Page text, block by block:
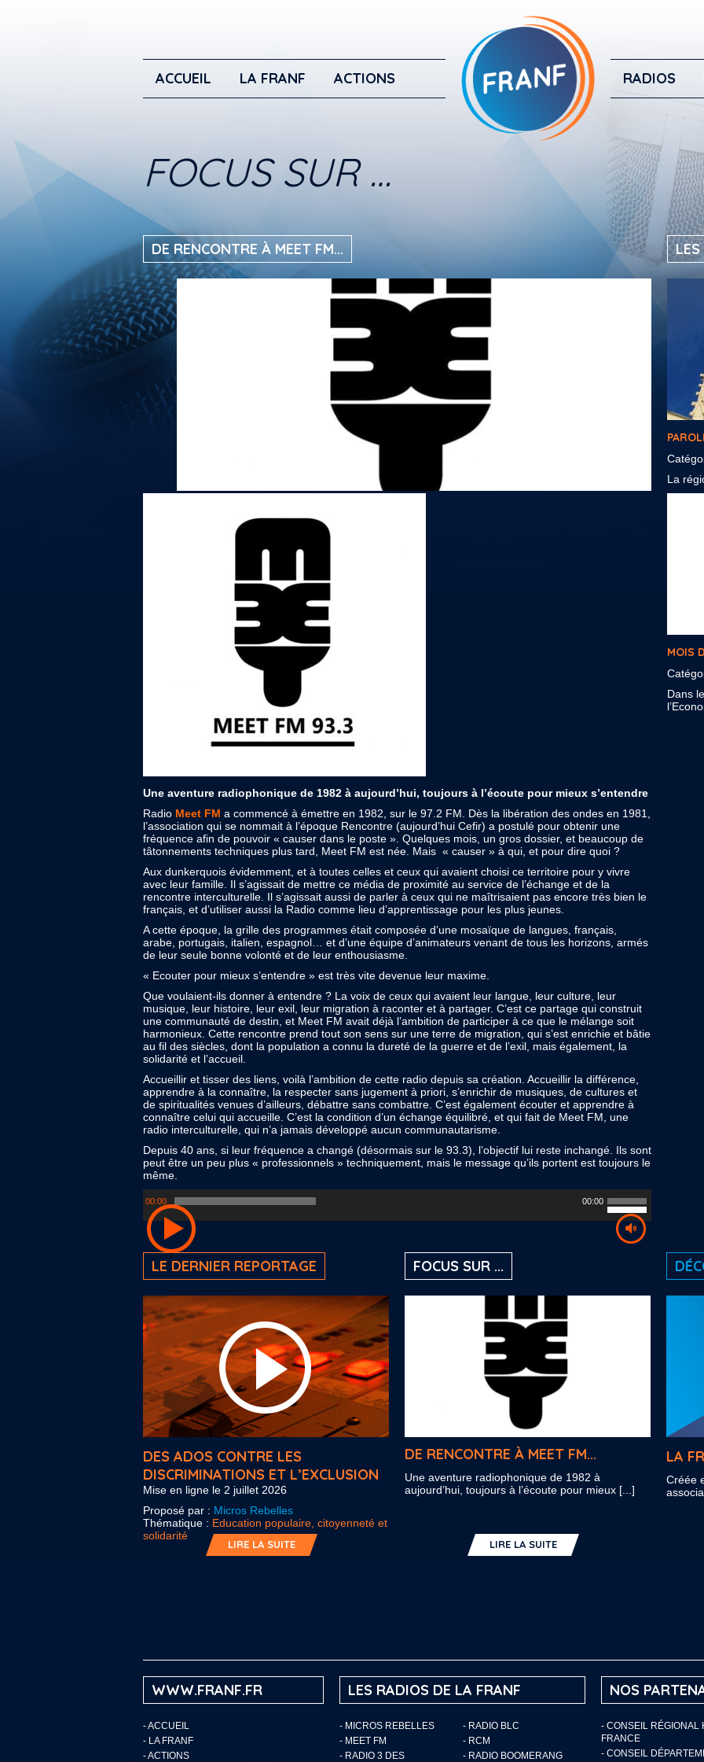
ACCUEIL LA FRANF ACTIONS RADIOS
FOCUS SUR …
DE RENCONTRE À MEET FM...
Une aventure radiophonique de 1982 à aujourd’hui, toujours à l’écoute pour mieux s’entendre
Radio Meet FM a commencé à émettre en 1982, sur le 97.2 FM. Dès la libération des ondes en 1981,
l’association qui se nommait à l’époque Rencontre (aujourd’hui Cefir) a postulé pour obtenir une
fréquence afin de pouvoir « causer dans le poste ». Quelques mois, un gros dossier, et beaucoup de
tâtonnements techniques plus tard, Meet FM est née. Mais « causer » à qui, et pour dire quoi ?
Aux dunkerquois évidemment, et à toutes celles et ceux qui avaient choisi ce territoire pour y vivre
avec leur famille. Il s’agissait de mettre ce média de proximité au service de l’échange et de la
rencontre interculturelle. Il s’agissait aussi de parler à ceux qui ne maîtrisaient pas encore très bien le
français, et d’utiliser aussi la Radio comme lieu d’apprentissage pour les plus jeunes.
A cette époque, la grille des programmes était composée d’une mosaïque de langues, français,
arabe, portugais, italien, espagnol… et d’une équipe d’animateurs venant de tous les horizons, armés
de leur seule bonne volonté et de leur enthousiasme.
« Ecouter pour mieux s’entendre » est très vite devenue leur maxime.
Que voulaient-ils donner à entendre ? La voix de ceux qui avaient leur langue, leur culture, leur
musique, leur histoire, leur exil, leur migration à raconter et à partager. C’est ce partage qui construit
une communauté de destin, et Meet FM avait déjà l’ambition de participer à ce que le mélange soit
harmonieux. Cette rencontre prend tout son sens sur une terre de migration, qui s’est enrichie et bâtie
au fil des siècles, dont la population a connu la dureté de la guerre et de l’exil, mais également, la
solidarité et l’accueil.
Accueillir et tisser des liens, voilà l’ambition de cette radio depuis sa création. Accueillir la différence,
apprendre à la connaître, la respecter sans jugement à priori, s’enrichir de musiques, de cultures et
de spiritualités venues d’ailleurs, débattre sans combattre. C’est également écouter et apprendre à
connaître celui qui accueille. C’est la condition d’un échange équilibré, et qui fait de Meet FM, une
radio interculturelle, qui n’a jamais développé aucun communautarisme.
Depuis 40 ans, si leur fréquence a changé (désormais sur le 93.3), l’objectif lui reste inchangé. Ils sont
peut être un peu plus « professionnels » techniquement, mais le message qu’ils portent est toujours le
même.
Lecteur
audio
00:00 00:00 les
flèches
haut/bas
pour
le
La
MOIS
Dans
LE DERNIER REPORTAGE
DES ADOS CONTRE LES
DISCRIMINATIONS ET L’EXCLUSION
Mise en ligne le 2 juillet 2026
Proposé par : Micros Rebelles
Thématique : Education populaire, citoyenneté et
solidarité
LIRE LA SUITE
FOCUS SUR ...
DE RENCONTRE À MEET FM...
Une aventure radiophonique de 1982 à
aujourd’hui, toujours à l’écoute pour mieux [...]
LIRE LA SUITE
LA
Créée
WWW.FRANF.FR
-ACCUEIL
- LA FRANF
-ACTIONS
LES RADIOS DE LA FRANF
- MICROS REBELLES
- RADIO BLC
- MEET FM
- RCM
- RADIO 3 DES
- RADIO BOOMERANG
NOS
- CONSEIL RÉGIONAL
FRANCE
- CONSEIL